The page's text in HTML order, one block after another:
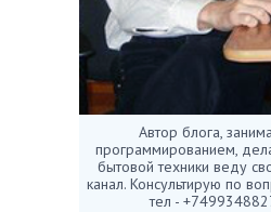
Автор блога,
программированием,
бытовой техники веду
канал. Консультирую по
тел -